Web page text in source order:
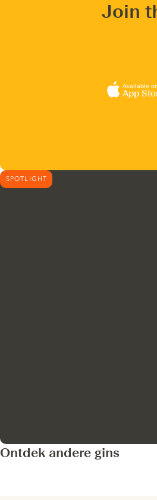
Join
Available
App
SPOTLIGHT
Ontdek andere gins